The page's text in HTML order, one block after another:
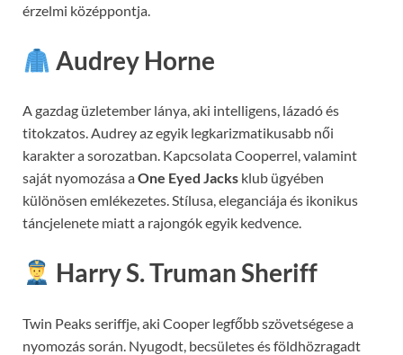
érzelmi középpontja.
Audrey Horne
A gazdag üzletember lánya, aki intelligens, lázadó és
titokzatos. Audrey az egyik legkarizmatikusabb női
karakter a sorozatban. Kapcsolata Cooperrel, valamint
saját nyomozása aOne Eyed Jacks klub ügyében
különösen emlékezetes. Stílusa, eleganciája és ikonikus
táncjelenete miatt a rajongók egyik kedvence.
Harry S. TrumanSheriff
Twin Peaks seriffje, aki Cooper legfőbb szövetségese a
nyomozás során. Nyugodt, becsületes és földhözragadt